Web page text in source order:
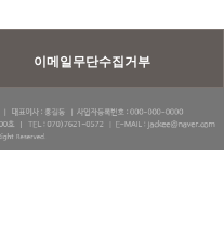
이메일무단수집거부